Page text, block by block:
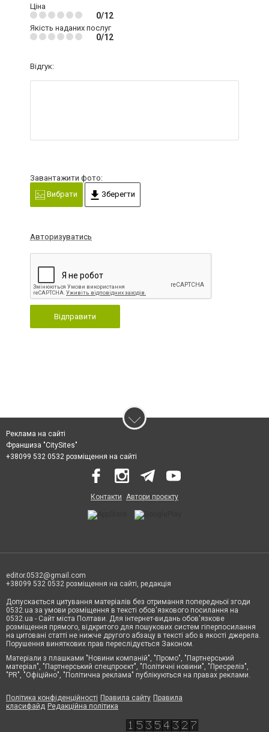
Ціна
0/12
Якість наданих послуг
0/12
Відгук:
Завантажити фото:
Вибрати
Зберегти
Авторизуватись
Відправити
Реклама на сайті
Франшиза "CitySites"
+38099 532 0532 розміщення на сайті
Контакти Автори проєкту
editor.0532@gmail.com
+38099 532 0532 розміщення на сайті, редакція
Допускається цитування матеріалів без отримання попередньої згоди
0532.ua за умови розміщення в тексті обов'язкового посилання на
0532.ua - Сайт міста Полтави. Для інтернет-видань обов'язкове
розміщення прямого, відкритого для пошукових систем гіперпосилання
на цитовані статті не нижче другого абзацу в тексті або в якості джерела.
Порушення виняткових прав переслідується Законом.
Матеріали з плашками "Новини компаній", "Промо", "Партнерський
матеріал", "Партнерський спецпроєкт", "Політичні новини", "Пресреліз",
"PR", "Офіційно", "Політична реклама" публікуються на правах реклами.
Політика конфіденційності Правила сайту Правила
класифайд Редакційна політика